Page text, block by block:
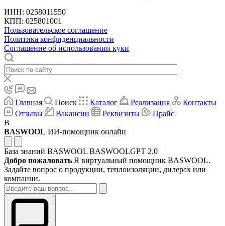
ИНН: 0258011550
КПП: 025801001
Пользовательское соглашение
Политика конфиденциальности
Соглашение об использовании куки
Главная Поиск Каталог Реализация
Контакты
Отзывы
Вакансии Реквизиты
Прайс
B
BASWOOL ИИ-помощник онлайн
База знаний BASWOOL BASWOOLGPT 2.0
Добро пожаловать Я виртуальный помощник BASWOOL.
Задайте вопрос о продукции, теплоизоляции, дилерах или
компании.